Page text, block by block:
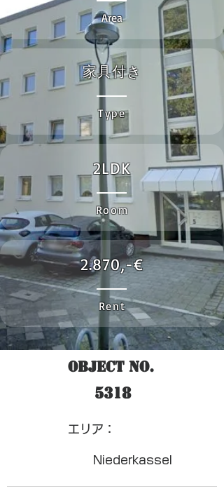
Area
家具付き
Type
2LDK
Room
2.870,-€
Rent
Object No.
5318
​エリア：
Niederkassel